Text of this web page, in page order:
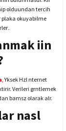
olduundan tercih
plaka okuyabilme
iin
Yksek Hzl nternet
Verileri grntlemek
bamsz olarak alr.
nasl